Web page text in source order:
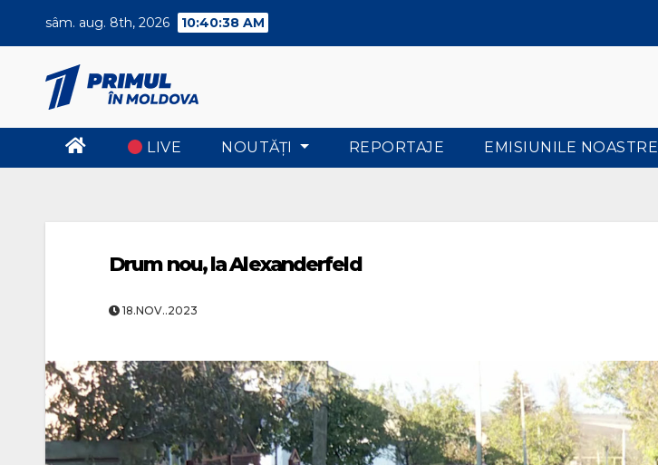
sâm. aug. 8th, 2026 10:40:39 AM
LIVE NOUTĂŢI REPORTAJE EMISIUNILE NOASTRE
Drum nou, la Alexanderfeld
18.NOV..2023